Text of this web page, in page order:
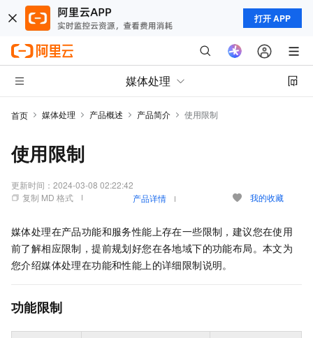
打开 APP
媒体处理
首页 媒体处理 产品概述 产品简介 使用限制
使用限制
更新时间： 2024-03-08 02:22:42
复制 MD 格式
产品详情 我的收藏
媒体处理在产品功能和服务性能上存在一些限制，建议您在使用
前了解相应限制，提前规划好您在各地域下的功能布局。本文为
您介绍媒体处理在功能和性能上的详细限制说明。
功能限制